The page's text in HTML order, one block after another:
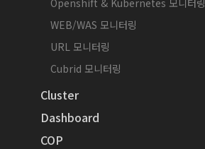
WEB/WAS 모니터링
URL 모니터링
Cubrid 모니터링
Cluster
Dashboard
COP